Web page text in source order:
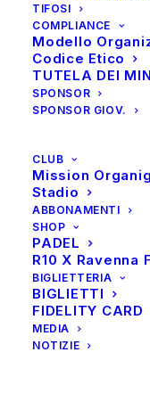
TIFOSI
COMPLIANCE
Modello
Codice Etico
TUTELA DEI
SPONSOR
SPONSOR GIOV.
CLUB
Mission
Stadio
ABBONAMENTI
SHOP
PADEL
R10 X Ravenna
BIGLIETTERIA
BIGLIETTI
FIDELITY CARD
MEDIA
NOTIZIE